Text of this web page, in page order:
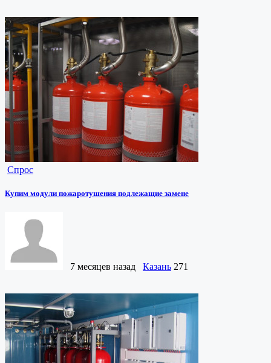
Спрос
Купим модули пожаротушения подлежащие замене
7 месяцев назад Казань 271